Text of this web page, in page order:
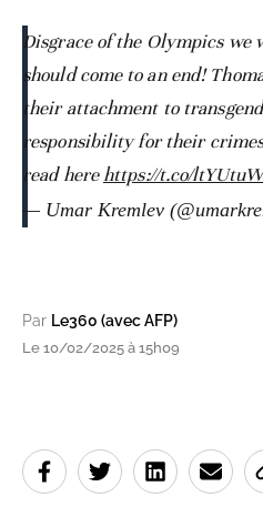
Disgrace of the Olympics we
should come to an end!
their attachment to
responsibility for their crimes
read herehttps://t.co/
— Umar Kremlev
Par Le360 (avec AFP)
Le 10/02/2025 à 15h09